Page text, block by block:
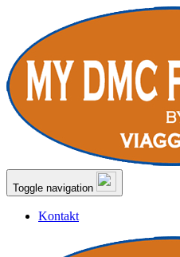
Toggle navigation
Kontakt